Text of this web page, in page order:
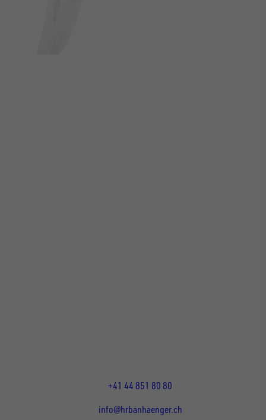
+41 44 851 80 80
info@hrbanhaenger.ch